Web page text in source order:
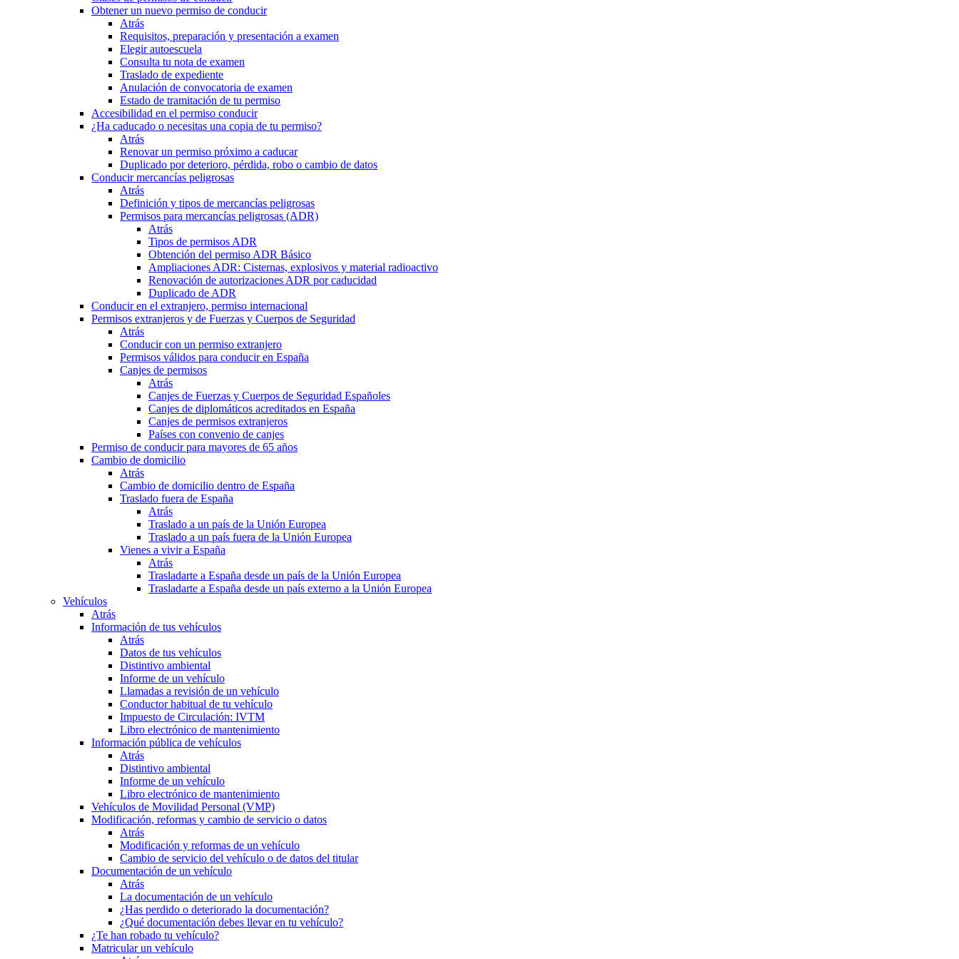
Obtener un nuevo permiso de conducir
Atrás
Requisitos, preparación y presentación a examen
Elegir autoescuela
Consulta tu nota de examen
Traslado de expediente
Anulación de convocatoria de examen
Estado de tramitación de tu permiso
Accesibilidad en el permiso conducir
¿Ha caducado o necesitas una copia de tu permiso?
Atrás
Renovar un permiso próximo a caducar
Duplicado por deterioro, pérdida, robo o cambio de datos
Conducir mercancías peligrosas
Atrás
Definición y tipos de mercancías peligrosas
Permisos para mercancías peligrosas (ADR)
Atrás
Tipos de permisos ADR
Obtención del permiso ADR Básico
Ampliaciones ADR: Cisternas, explosivos y material radioactivo
Renovación de autorizaciones ADR por caducidad
Duplicado de ADR
Conducir en el extranjero, permiso internacional
Permisos extranjeros y de Fuerzas y Cuerpos de Seguridad
Atrás
Conducir con un permiso extranjero
Permisos válidos para conducir en España
Canjes de permisos
Atrás
Canjes de Fuerzas y Cuerpos de Seguridad Españoles
Canjes de diplomáticos acreditados en España
Canjes de permisos extranjeros
Países con convenio de canjes
Permiso de conducir para mayores de 65 años
Cambio de domicilio
Atrás
Cambio de domicilio dentro de España
Traslado fuera de España
Atrás
Traslado a un país de la Unión Europea
Traslado a un país fuera de la Unión Europea
Vienes a vivir a España
Atrás
Trasladarte a España desde un país de la Unión Europea
Trasladarte a España desde un país externo a la Unión Europea
Vehículos
Atrás
Información de tus vehículos
Atrás
Datos de tus vehículos
Distintivo ambiental
Informe de un vehículo
Llamadas a revisión de un vehículo
Conductor habitual de tu vehículo
Impuesto de Circulación: IVTM
Libro electrónico de mantenimiento
Información pública de vehículos
Atrás
Distintivo ambiental
Informe de un vehículo
Libro electrónico de mantenimiento
Vehículos de Movilidad Personal (VMP)
Modificación, reformas y cambio de servicio o datos
Atrás
Modificación y reformas de un vehículo
Cambio de servicio del vehículo o de datos del titular
Documentación de un vehículo
Atrás
La documentación de un vehículo
¿Has perdido o deteriorado la documentación?
¿Qué documentación debes llevar en tu vehículo?
¿Te han robado tu vehículo?
Matricular un vehículo